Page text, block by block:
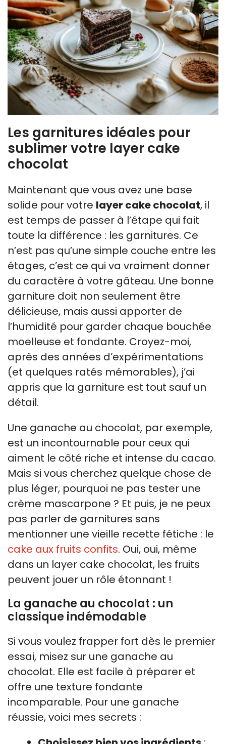
Les garnitures idéales pour
sublimer votre layer cake
chocolat
Maintenant que vous avez une base
solide pour votre layer cake chocolat, il
est temps de passer à l’étape qui fait
toute la différence : les garnitures. Ce
n’est pas qu’une simple couche entre les
étages, c’est ce qui va vraiment donner
du caractère à votre gâteau. Une bonne
garniture doit non seulement être
délicieuse, mais aussi apporter de
l’humidité pour garder chaque bouchée
moelleuse et fondante. Croyez-moi,
après des années d’expérimentations
(et quelques ratés mémorables), j’ai
appris que la garniture est tout sauf un
détail.
Une ganache au chocolat, par exemple,
est un incontournable pour ceux qui
aiment le côté riche et intense du cacao.
Mais si vous cherchez quelque chose de
plus léger, pourquoi ne pas tester une
crème mascarpone ? Et puis, je ne peux
pas parler de garnitures sans
mentionner une vieille recette fétiche : le
cake aux fruits confits. Oui, oui, même
dans un layer cake chocolat, les fruits
peuvent jouer un rôle étonnant !
La ganache au chocolat : un
classique indémodable
Si vous voulez frapper fort dès le premier
essai, misez sur une ganache au
chocolat. Elle est facile à préparer et
offre une texture fondante
incomparable. Pour une ganache
réussie, voici mes secrets :